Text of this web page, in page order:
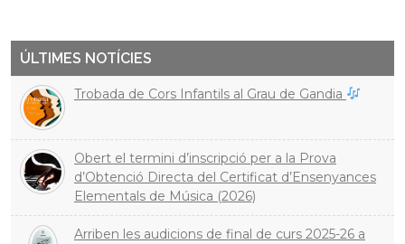
ÚLTIMES NOTÍCIES
Trobada de Cors Infantils al Grau de Gandia
Obert el termini d’inscripció per a la Prova
d’Obtenció Directa del Certificat d’Ensenyances
Elementals de Música (2026)
Arriben les audicions de final de curs 2025-26 a